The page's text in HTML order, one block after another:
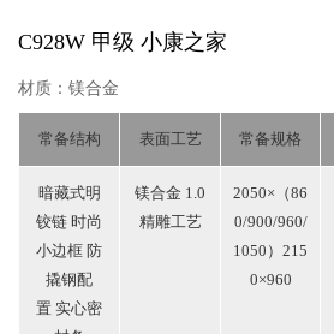
C928W 甲级 小康之家
材质：镁合金
常备结构 表面工艺 常备规格
暗藏式明
铰链 时尚
小边框 防
撬钢配
置 实心密
镁合金 1.0
精雕工艺
2050×（86
0/900/960/
1050）215
0×960